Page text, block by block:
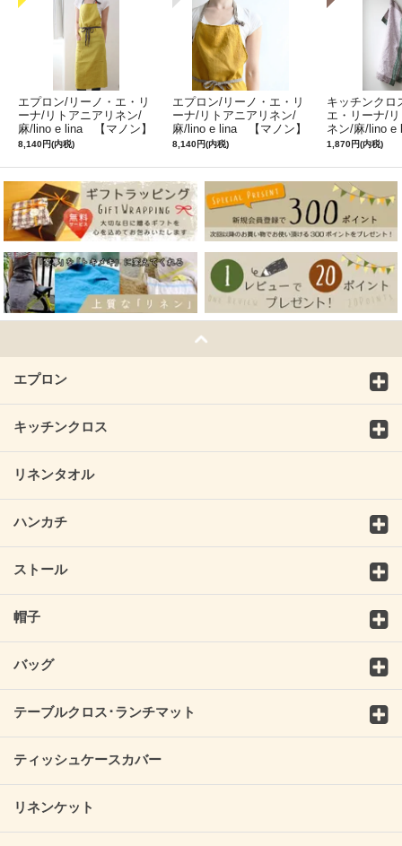
エプロン/リーノ・エ・リ
ーナ/リトアニアリネン/
麻/lino e lina 【マノン】
ミモザ
8,140円(内税)
エプロン/リーノ・エ・リ
ーナ/リトアニアリネン/
麻/lino e lina 【マノン】
サフランイエロー
8,140円(内税)
キッチンクロ
エ・リーナ/
ネン/麻/lino
ルフィ】パー
1,870円(内税)
エプロン
キッチンクロス
リネンタオル
ハンカチ
ストール
帽子
バッグ
テーブルクロス･ランチマット
ティッシュケースカバー
リネンケット